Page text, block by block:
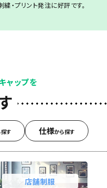
・プリント発注に好評です。
ャップを
す 仕様から探す
店舗制服